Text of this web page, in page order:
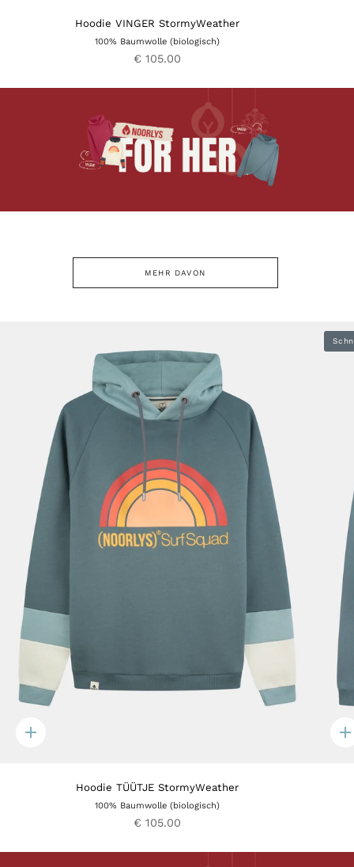
Hoodie VINGER StormyWeather
100% Baumwolle (biologisch)
€ 105.00
MEHR DAVON
Quick
Hoodie TÜÜTJE StormyWeather
100% Baumwolle (biologisch)
€ 105.00